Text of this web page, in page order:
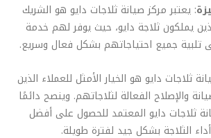
: يعتبر مركز صيانة ثلاجات دايو هو الشريك
يملكون ثلاجة دايو، حيث يوفر لهم خدمة
تلبية جميع احتياجاتهم بشكل فعال وسريع.
ثلاجات دايو هو الخيار الأمثل للعملاء الذين
والإصلاح الفعالة لثلاجاتهم. وينصح دائمًا
ثلاجات دايو المعتمد للحصول على أفضل
الثلاجة بشكل جيد لفترة طويلة.